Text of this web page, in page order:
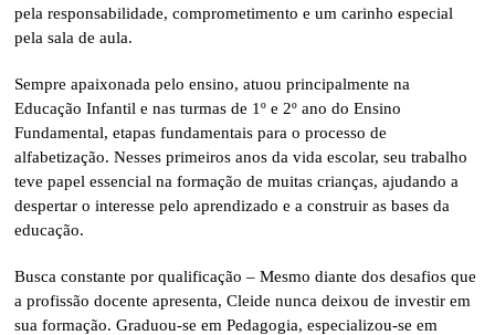
pela responsabilidade, comprometimento e um carinho especial
pela sala de aula.
Sempre apaixonada pelo ensino, atuou principalmente na
Educação Infantil e nas turmas de 1º e 2º ano do Ensino
Fundamental, etapas fundamentais para o processo de
alfabetização. Nesses primeiros anos da vida escolar, seu trabalho
teve papel essencial na formação de muitas crianças, ajudando a
despertar o interesse pelo aprendizado e a construir as bases da
educação.
Busca constante por qualificação – Mesmo diante dos desafios que
a profissão docente apresenta, Cleide nunca deixou de investir em
sua formação. Graduou-se em Pedagogia, especializou-se em